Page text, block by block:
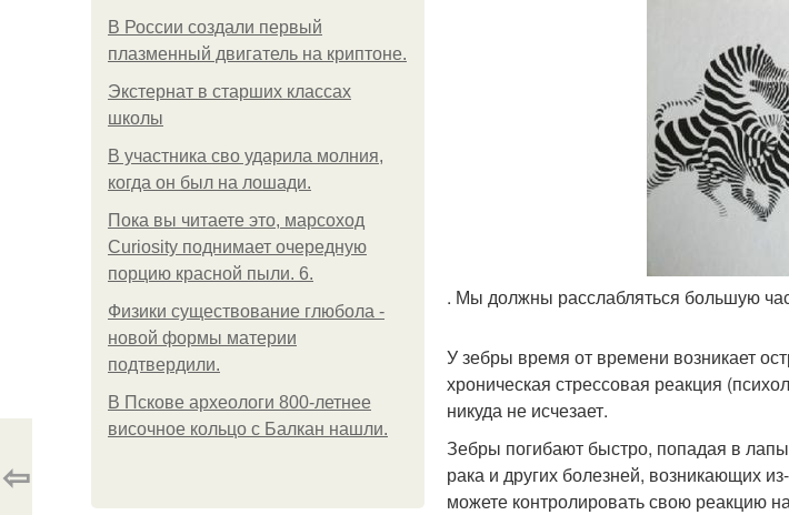
В России создали первый
плазменный двигатель на криптоне.
Экстернат в старших классах
школы
В участника сво ударила молния,
когда он был на лошади.
Пока вы читаете это, марсоход
Curiosity поднимает очередную
порцию красной пыли. 6.
Физики существование глюбола -
новой формы материи
подтвердили.
В Пскове археологи 800-летнее
височное кольцо с Балкан нашли.
. Мы должны расслабляться большую
У зебры время от времени возникает
хроническая стрессовая реакция
никуда не исчезает.
Зебры погибают быстро, попадая в
рака и других болезней, возникающих
можете контролировать свою реакцию
⇦